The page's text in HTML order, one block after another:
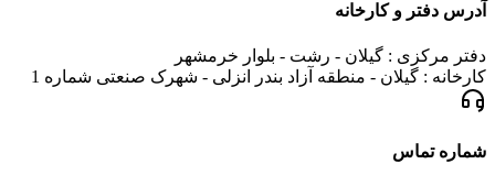
آدرس دفتر و کارخانه
دفتر مرکزی : گیلان - رشت - بلوار خرمشهر
کارخانه : گیلان - منطقه آزاد بندر انزلی - شهرک صنعتی شماره 1
شماره تماس